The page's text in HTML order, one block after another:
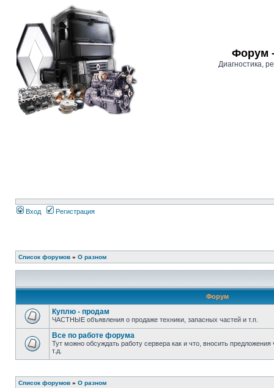
Форум -
Диагностика,
Вход Регистрация
Список форумов » О разном
Форум
Куплю - продам
ЧАСТНЫЕ объявления о продаже техники, запасных частей и т.п.
Все по работе форума
Тут можно обсуждать работу сервера как и что, вносить
т.д.
Список форумов » О разном